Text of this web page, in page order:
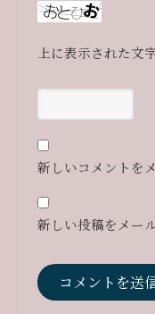
上に表示された文
新しいコメントを
新しい投稿をメー